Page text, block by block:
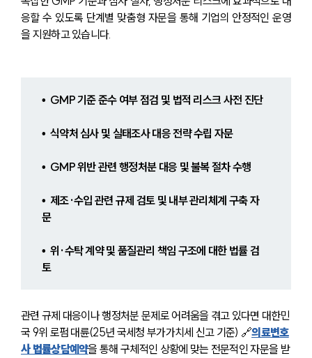
응할 수 있도록 단계별 맞춤형 자문을 통해 기업의 안정적인 운영
을 지원하고 있습니다.
•  GMP 기준 준수 여부 점검 및 법적 리스크 사전 진단
•  식약처 심사 및 실태조사 대응 전략 수립 자문
•  GMP 위반 관련 행정처분 대응 및 불복 절차 수행
•  제조·수입 관련 규제 검토 및 내부 관리체계 구축 자
문
•  위·수탁 계약 및 품질관리 책임 구조에 대한 법률 검
토
관련 규제 대응이나 행정처분 문제로 어려움을 겪고 있다면 대한민
국 9위 로펌 대륜(25년 국세청 부가가치세 신고 기준) 🔗의료변호
사 법률상담예약을 통해 구체적인 상황에 맞는 전문적인 자문을 받